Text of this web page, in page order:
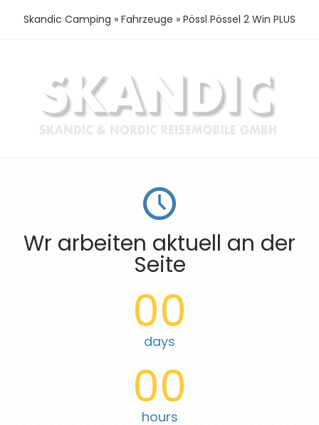
Skandic Camping » Fahrzeuge » Pössl Pössel 2 Win PLUS
Wr arbeiten aktuell an der
Seite
00
days
00
hours